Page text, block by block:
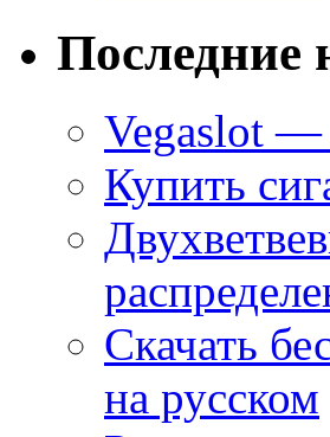
Последние
Vegaslot —
Купить
Скачать
на русском